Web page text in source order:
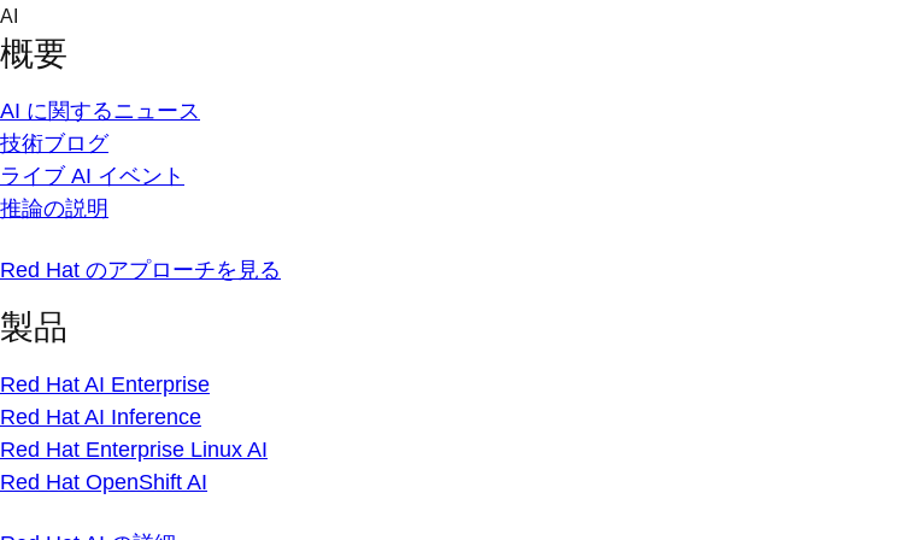
Skip
content
AI
概要
AI に関するニュース
技術ブログ
ライブ AI イベント
推論の説明
Red Hat のアプローチを見る
製品
Red Hat AI Enterprise
Red Hat AI Inference
Red Hat Enterprise Linux AI
Red Hat OpenShift AI